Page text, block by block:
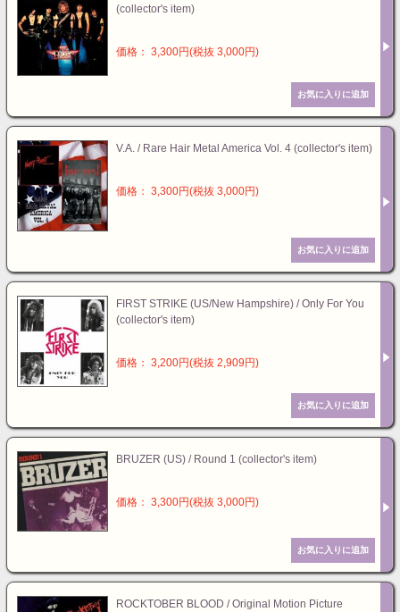
(collector's item)
価格： 3,300円(税抜 3,000円)
V.A. / Rare Hair Metal America Vol. 4 (collector's item)
価格： 3,300円(税抜 3,000円)
FIRST STRIKE (US/New Hampshire) / Only For You
(collector's item)
価格： 3,200円(税抜 2,909円)
BRUZER (US) / Round 1 (collector's item)
価格： 3,300円(税抜 3,000円)
ROCKTOBER BLOOD / Original Motion Picture